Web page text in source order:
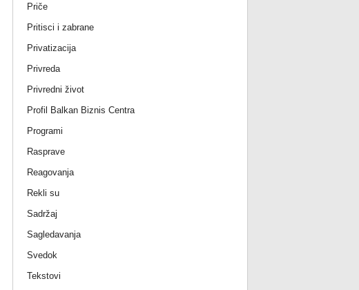
Priče
Pritisci i zabrane
Privatizacija
Privreda
Privredni život
Profil Balkan Biznis Centra
Programi
Rasprave
Reagovanja
Rekli su
Sadržaj
Sagledavanja
Svedok
Tekstovi